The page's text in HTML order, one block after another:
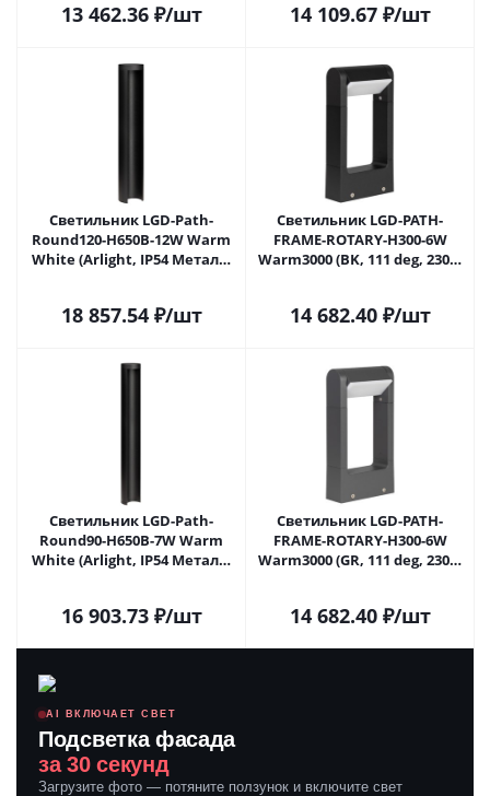
13 462.36₽/шт 14 109.67₽/шт
Светильник LGD-Path-
Round120-H650B-12W Warm
White (Arlight, IP54 Металл,
18 857.54₽/шт
Светильник LGD-PATH-
FRAME-ROTARY-H300-6W
Warm3000 (BK, 111 deg, 230V)
14 682.40₽/шт
Светильник LGD-Path-
Round90-H650B-7W Warm
White (Arlight, IP54 Металл,
16 903.73₽/шт
Светильник LGD-PATH-
FRAME-ROTARY-H300-6W
Warm3000 (GR, 111 deg, 230V)
14 682.40₽/шт
AI ВКЛЮЧАЕТ СВЕТ
Подсветка фасада
за 30 секунд
Загрузите фото — потяните ползунок и включите свет